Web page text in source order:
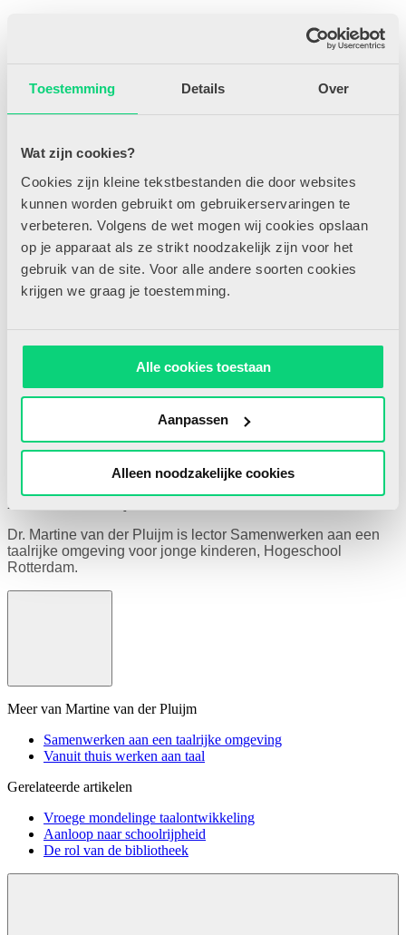
Toestemming Details Over
Wat zijn cookies?
Cookies zijn kleine tekstbestanden die door websites
kunnen worden gebruikt om gebruikerservaringen te
verbeteren. Volgens de wet mogen wij cookies opslaan
op je apparaat als ze strikt noodzakelijk zijn voor het
gebruik van de site. Voor alle andere soorten cookies
krijgen we graag je toestemming.
Alle cookies toestaan
Aanpassen
Alleen noodzakelijke cookies
Hoe verbind je de taalomgeving van kinderen op school met thuis?
In dit artikel lees je hoe je met een contextuele bril kijkt naar
taalontwikkeling en samen met ouders een taalrijke omgeving
Benieuwd naar de rest van het artikel?
te selecteren, delen en bewaren.
Ben je al lid? Log hier in!
Martine van der Pluijm
Dr. Martine van der Pluijm is lector Samenwerken aan een
taalrijke omgeving voor jonge kinderen, Hogeschool
Rotterdam.
Meer van Martine van der Pluijm
Samenwerken aan een taalrijke omgeving
Vanuit thuis werken aan taal
Gerelateerde artikelen
Vroege mondelinge taalontwikkeling
Aanloop naar schoolrijpheid
De rol van de bibliotheek